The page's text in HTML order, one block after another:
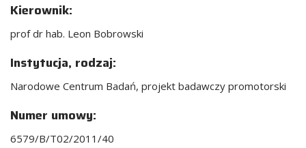
Kierownik:
prof dr hab. Leon Bobrowski
Instytucja, rodzaj:
Narodowe Centrum Badań, projekt badawczy promotorski
Numer umowy:
6579/B/T02/2011/40